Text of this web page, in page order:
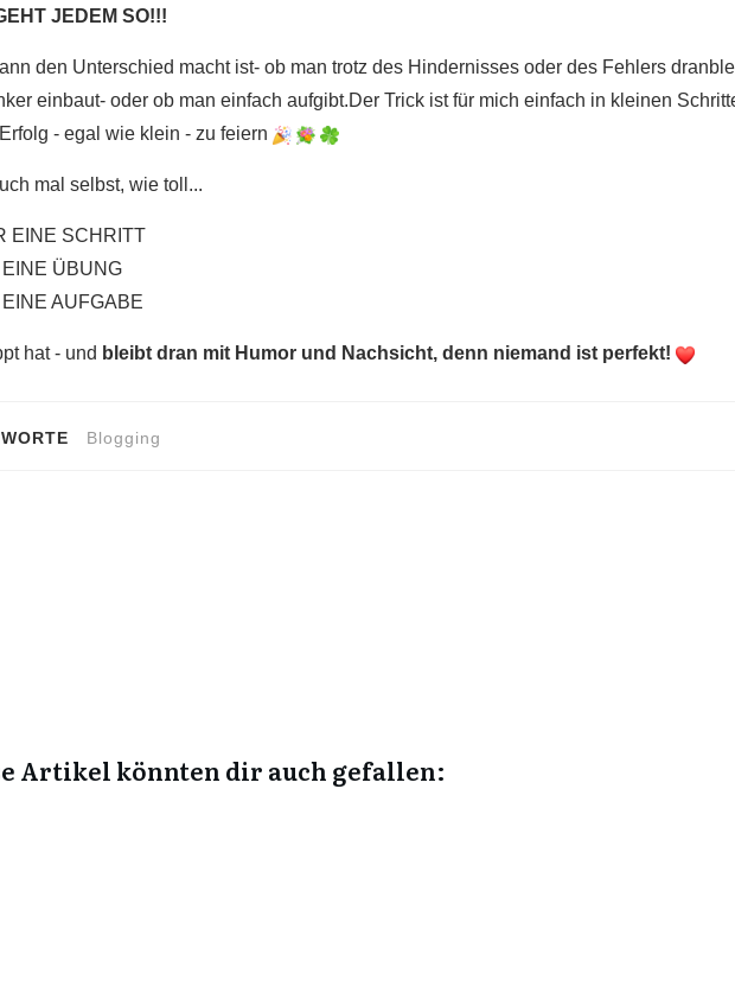
JEDEM SO!!!
den Unterschied macht ist- ob man trotz des Hindernisses oder des Fehlers
einbaut- oder ob man einfach aufgibt.Der Trick ist für mich einfach in kleinen
- egal wie klein - zu feiern
mal selbst, wie toll...
EINE SCHRITT
EINE ÜBUNG
EINE AUFGABE
hat - und bleibt dran mit Humor und Nachsicht, denn niemand ist perfekt!
Blogging
Artikel könnten dir auch gefallen: